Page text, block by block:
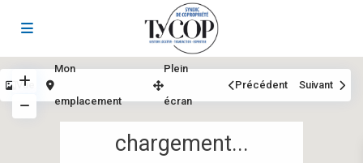
chargement...
Vue
Mon
emplacement
Plein
écran
Précédent Suivant